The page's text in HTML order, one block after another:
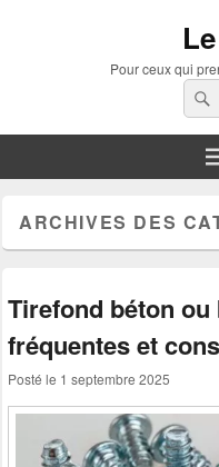
Pour ceux qui
ARCHIVES DES
Tirefond béton
fréquentes et
Posté le 1 septembre 2025